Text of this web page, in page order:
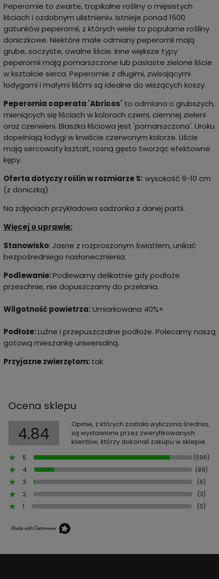
Peperomie to zwarte, tropikalne rośliny o mięsistych
liściach i ozdobnym ulistnieniu. Istnieje ponad 1500
gatunków peperomii, z których wiele to popularne rośliny
doniczkowe. Niektóre małe odmiany peperomii mają
grube, soczyste, owalne liście. Inne większe typy
peperomii mają pomarszczone lub pasiaste zielone liście
w kształcie serca. Peperomie z długimi, zwisającymi
łodygami i małymi liśćmi są idealne do wiszących koszy.
Peperomia caperata 'Abricos' to odmiana o grubszych,
mieniących się liściach w kolorach czerni, ciemnej zieleni
oraz czerwieni. Blaszka liściowa jest 'pomarszczona'. Uroku
dopełniają łodygi w krwiście czerwonym kolorze. Liście
mają sercowaty kształt, rosną gęsto tworząc efektowne
kępy.
Oferta dotyczy roślin w rozmiarze S:wysokość 9-10 cm
(z doniczką)
Na zdjęciach przykładowa sadzonka z danej partii.
Więcej o uprawie:
Stanowisko: Jasne z rozproszonym światłem, unikać
bezpośredniego nasłonecznienia.
Podlewanie:Podlewamy delikatnie gdy podłoże
przeschnie, nie dopuszczamy do przelania.
Wilgotność powietrza:Umiarkowana 40%+
Podłoże:Luźne i przepuszczalne podłoże. Polecamy naszą
gotową mieszankę uniwersalną.
Przyjazne zwierzętom:tak
Ocena sklepu
4.84
Opinie, z których została wyliczona średnia,
są wystawione przez zweryfikowanych
klientów, którzy dokonali zakupu w sklepie.
5
(596)
4 (89)
3 (6)
2 (3)
1 (0)